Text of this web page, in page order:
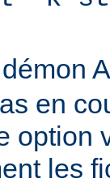
en
option
les